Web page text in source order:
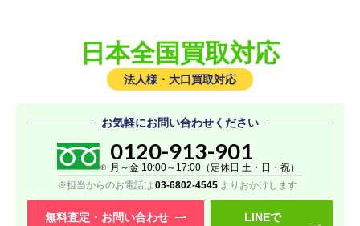
レッツノートタフブック
レッツノートSVシリーズ
レッツノート LVシリーズ
レッツノート FVシリーズ
レッツノート SRシリーズ
日本全国買取対応
法人様・大口買取対応
お気軽にお問い合わせください
0120-913-901
月～金 10:00～17:00（定休日 土・日・祝）
※担当からのお電話は 03-6802-4545 よりおかけします
無料査定・ お問い合わせ
LINEで